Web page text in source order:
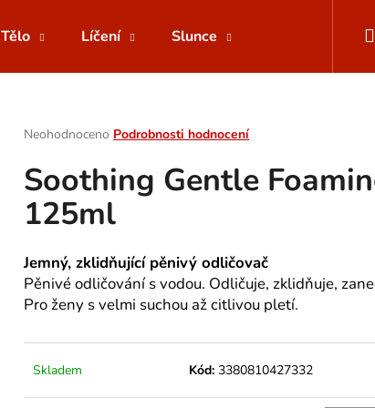
Tělo Líčení Slunce Parfemované
Průměrné
produktu
je
0,0
z
hvězdiček.
Neohodnoceno Podrobnosti hodnocení
Soothing Gentle
125ml
Jemný, zklidňující pěnivý odličovač
Pěnivé odličování s vodou. Odličuje, zklidňuje,
Pro ženy s velmi suchou až citlivou pletí.
Skladem Kód: 3380810427332
HLEDAT